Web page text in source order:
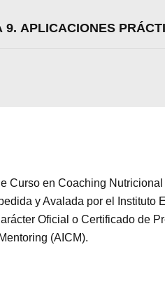
9. APLICACIONES
Curso en Coaching
y Avalada por el
Oficial o Certificado de
(AICM).